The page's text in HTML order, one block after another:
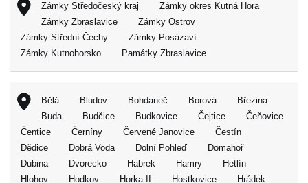
Zámky Středočeský kraj
Zámky okres Kutná Hora
Zámky Zbraslavice
Zámky Ostrov
Zámky Střední Čechy
Zámky Posázaví
Zámky Kutnohorsko
Památky Zbraslavice
Bělá Bludov Bohdaneč Borová
Březina
Buda
Budčice Budkovice Čejtice
Čeňovice
Čentice
Černíny Červené Janovice
Čestín
Dědice
Dobrá Voda Dolní Pohleď
Domahoř
Dubina
Dvorecko Habrek Hamry
Hetlín
Hlohov
Hodkov Horka II Hostkovice Hrádek